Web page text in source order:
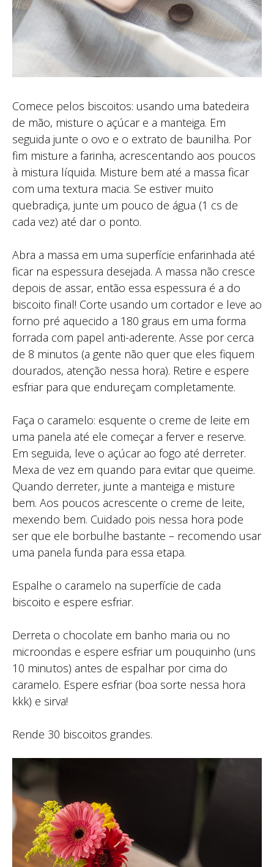
Comece pelos biscoitos: usando uma batedeira
de mão, misture o açúcar e a manteiga. Em
seguida junte o ovo e o extrato de baunilha. Por
fim misture a farinha, acrescentando aos poucos
à mistura líquida. Misture bem até a massa ficar
com uma textura macia. Se estiver muito
quebradiça, junte um pouco de água (1 cs de
cada vez) até dar o ponto. ⁣
Abra a massa em uma superfície enfarinhada até
ficar na espessura desejada. A massa não cresce
depois de assar, então essa espessura é a do
biscoito final! Corte usando um cortador e leve ao
forno pré aquecido a 180 graus em uma forma
forrada com papel anti-aderente. Asse por cerca
de 8 minutos (a gente não quer que eles fiquem
dourados, atenção nessa hora). Retire e espere
esfriar para que endureçam completamente. ⁣
Faça o caramelo: esquente o creme de leite em
uma panela até ele começar a ferver e reserve.
Em seguida, leve o açúcar ao fogo até derreter.
Mexa de vez em quando para evitar que queime.
Quando derreter, junte a manteiga e misture
bem. Aos poucos acrescente o creme de leite,
mexendo bem. Cuidado pois nessa hora pode
ser que ele borbulhe bastante – recomendo usar
uma panela funda para essa etapa. ⁣
Espalhe o caramelo na superfície de cada
biscoito e espere esfriar. ⁣
Derreta o chocolate em banho maria ou no
microondas e espere esfriar um pouquinho (uns
10 minutos) antes de espalhar por cima do
caramelo. Espere esfriar (boa sorte nessa hora
kkk) e sirva!⁣
Rende 30 biscoitos grandes. ⁣